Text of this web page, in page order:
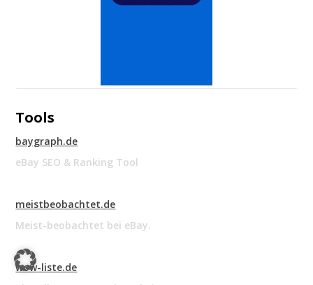
Tools
baygraph.de
eBay SEO & Ranking Tool
meistbeobachtet.de
Meist-beobachtet bei eBay.
wow-liste.de